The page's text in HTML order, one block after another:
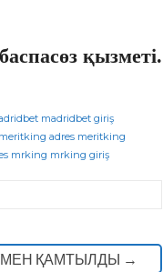
қызметі.
madridbet giriş
meritking adres meritking
mrking mrking giriş
ҚАМТЫЛДЫ →